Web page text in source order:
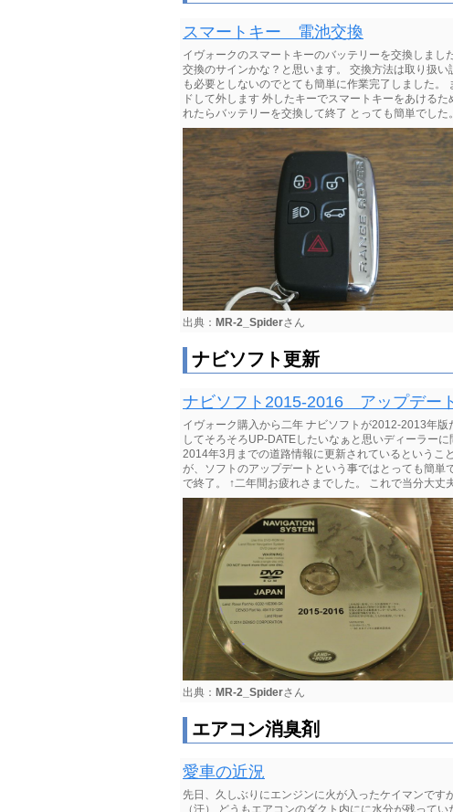
スマートキー 電池交換
イヴォークのスマートキーのバッテリーを交換しま
交換のサインかな？と思います。 交換方法は取り扱
も必要としないのでとても簡単に作業完了しました
ドして外します 外したキーでスマートキーをあける
れたらバッテリーを交換して終了 とっても簡単でした
出典： MR-2_Spiderさん
ナビソフト更新
ナビソフト2015-2016 アップデー
イヴォーク購入から二年 ナビソフトが2012-2013年
してそろそろUP-DATEしたいなぁと思いディーラー
2014年3月までの道路情報に更新されているというこ
が、ソフトのアップデートという事ではとっても簡
で終了。 ↑二年間お疲れさまでした。 これで当分大丈
出典： MR-2_Spiderさん
エアコン消臭剤
愛車の近況
先日、久しぶりにエンジンに火が入ったケイマンで
（汗） どうもエアコンのダクト内にに水分が残って